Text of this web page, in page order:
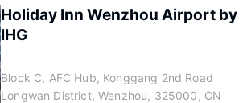
Holiday Inn Wenzhou Airport by
IHG
Block C, AFC Hub, Konggang 2nd Road
Longwan District, Wenzhou, 325000, CN